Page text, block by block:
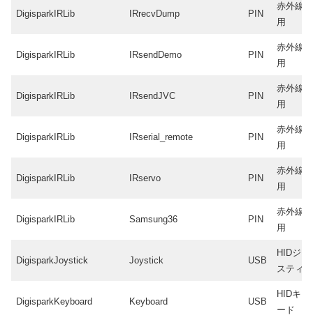
DigisparkIRLib IRrecvDump PIN
赤外線
用
DigisparkIRLib IRsendDemo PIN
赤外線
用
DigisparkIRLib IRsendJVC PIN
赤外線
用
DigisparkIRLib IRserial_remote PIN
赤外線
用
DigisparkIRLib IRservo PIN
赤外線
用
DigisparkIRLib Samsung36 PIN
赤外線
用
DigisparkJoystick Joystick USB
HIDジョ
スティ
DigisparkKeyboard Keyboard USB
HIDキー
ード